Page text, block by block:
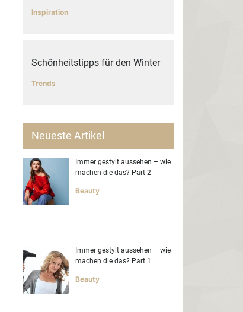
Inspiration
Schönheitstipps für den Winter
Trends
Neueste Artikel
Immer gestylt aussehen – wie
machen die das? Part 2
Beauty
Immer gestylt aussehen – wie
machen die das? Part 1
Beauty